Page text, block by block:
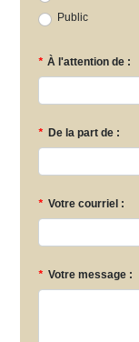
Public
* À l'attention de :
* De la part de :
* Votre courriel :
* Votre message :